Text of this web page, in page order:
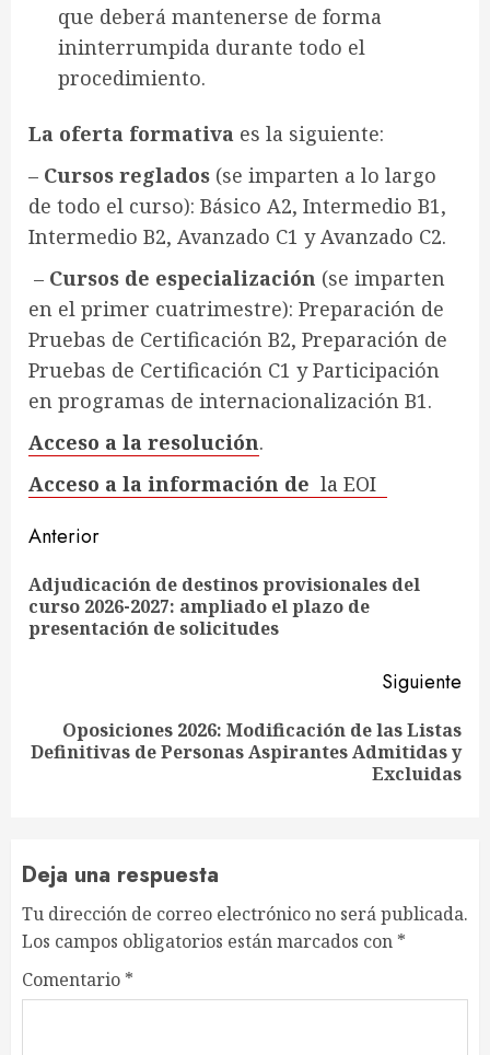
que deberá mantenerse de forma
ininterrumpida durante todo el
procedimiento.
La oferta formativa es la siguiente:
– Cursos reglados (se imparten a lo largo
de todo el curso): Básico A2, Intermedio B1,
Intermedio B2, Avanzado C1 y Avanzado C2.
– Cursos de especialización (se imparten
en el primer cuatrimestre): Preparación de
Pruebas de Certificación B2, Preparación de
Pruebas de Certificación C1 y Participación
en programas de internacionalización B1.
Acceso a la resolución.
Acceso a la información de la EOI
Sigue
leyendo
Anterior
Adjudicación de destinos provisionales del
curso 2026-2027: ampliado el plazo de
presentación de solicitudes
Siguiente
Siguiente
Oposiciones 2026: Modificación de las Listas
Definitivas de Personas Aspirantes Admitidas y
Excluidas
Deja una respuesta
Tu dirección de correo electrónico no será publicada.
Los campos obligatorios están marcados con *
Comentario *